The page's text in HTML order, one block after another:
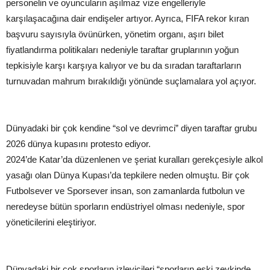
personelin ve oyuncuların aşılmaz vize engelleriyle
karşılaşacağına dair endişeler artıyor. Ayrıca, FIFA rekor kıran
başvuru sayısıyla övünürken, yönetim organı, aşırı bilet
fiyatlandırma politikaları nedeniyle taraftar gruplarının yoğun
tepkisiyle karşı karşıya kalıyor ve bu da sıradan taraftarların
turnuvadan mahrum bırakıldığı yönünde suçlamalara yol açıyor.
Dünyadaki bir çok kendine “sol ve devrimci” diyen taraftar grubu
2026 dünya kupasını protesto ediyor.
2024’de Katar’da düzenlenen ve şeriat kuralları gerekçesiyle alkol
yasağı olan Dünya Kupası’da tepkilere neden olmuştu. Bir çok
Futbolsever ve Sporsever insan, son zamanlarda futbolun ve
neredeyse bütün sporların endüstriyel olması nedeniyle, spor
yöneticilerini eleştiriyor.